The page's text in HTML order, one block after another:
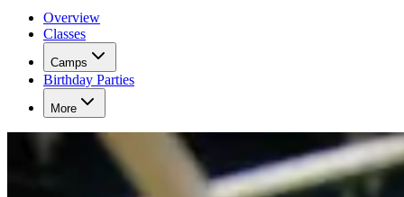
Overview​​​​‌ ‍ ​‍​‍‌‍ ‌ ​‍‌‍‍‌‌‍‌ ‌‍‍‌‌‍ ‍​‍​‍​ ‍‍​‍​‍‌ ​ ‌‍​‌‌‍ ‍‌‍‍‌‌ ‌​‌ ‍‌​‍ ‍‌‍‍‌‌‍ ​‍​‍​‍ ​​‍​‍‌‍‍​‌ ​‍‌‍‌‌‌‍‌‍​‍​‍​ ‍‍​‍​‍‌‍‍​‌ ‌​‌ ‌​‌ ​​‌ ​ ​ ‍‍​‍ ​‍ ‌‍​ ‌‍‍​‌‍‌‌‌‍ ​‌ ​ ‌‍‌‌‌‍​‌‌ ​​‌‍‍‌‌‍‌‌‌ ​‍‌ ​ ​‍ ‍‌ ​ ‌‍​‌‌‍ ‍‌‍‍‌‌ ‌​‌ ‍‌​‍ ‍‌ ​ ‌ ‌​‌ ‌‌‌‍‌​‌‍‍‌‌‍ ​‍ ‌‍‍‌‌‍ ‍‌ ‌​‌‍‌‌‌‍ ‍‌ ‌​​‍ ‌‍‌‌‌‍‌​‌‍‍‌‌ ‌​​‍ ‌‍ ‌‌‍ ‌‍‌​‌‍‌‌​ ‌‌ ​​‌ ​‍‌‍‌‌‌ ​ ‌‍‌‌‌‍ ‍‌ ‌​‌‍​‌‌ ‌​‌‍‍‌‌‍ ‌‍ ‍​ ‍ ‌‍‍‌‌‍‌​​ ‌​ ​​​ ‍​​ ​ ​ ‌ ​ ​​​ ​ ​ ​​‌‍​ ​‍ ‌​ ‌‍​ ‌ ​ ​‍‌‍​ ​‍ ‌​ ‌​‌‍‌‌‌‍​‍​ ‍​​‍ ‌‌‍​‍‌‍‌​​ ‌​‌‍​ ​‍ ‌​ ‍‌​ ​ ​ ‍​‌‍​‍​ ​ ‌‍​ ​ ‌‍​ ‌‍​ ‌‍​ ‍​​ ‍‌​ ​​​ ‍ ‌ ‌​‌ ‍‌‌ ​​‌‍‌‌​ ‌‌ ‌‍‌‍‌‌‌‍ ‍‌ ‌‌‌‍‌‌​ ‍ ‌ ​​‌‍​‌‌ ‌​‌‍‍​​ ‌‌ ​ ‌ ‌‌‌‍​‍‌​ ‍‌‍​‌‌ ‌‍‌‍‍‌‌‍‌ ‌‍​‌‌ ‌​‌‍‍‌‌‍ ‌‍ ‍​‍ ‍‌‍​ ‌‍ ‌‍ ​‌ ‌‌‌‍ ‌‌‍ ‍‌ ​ ​‍‌‌​ ‌‌‌​​‍‌‌ ‌‍‍ ‌‍‌‌‌ ‍‌​‍‌‌​ ​ ‌​‌​​‍‌‌​ ​ ‌​‌​​‍‌‌​ ​‍​ ​‍​ ‌‍‌‍‌‌​ ‍​​ ‌‍​ ​ ​ ​‍​ ‍‌‌‍‌‍​ ​​‌‍‌‍​ ​ ​ ​‌​ ​‍​ ​‌​ ‍​‌‍‌‍‌‍‌‍​ ‌​​ ‍‌​ ​​​ ​‌​ ​‍​ ‍‌​ ‌‍​ ‍​‌‍‌‍​ ‌​​ ‌‌​ ‍‌​ ‌ ​ ‌ ​ ‌‍​‍‌‌​ ​‍​ ​‍​‍‌‌​ ‌‌‌​‌​​‍ ‍‌‍ ​‌‍‍‌‌‍ ‍‌‍‍ ‌ ​ ​‍‌‌​ ‌‌‌​​‍‌‌ ‌‍‍ ‌‍‌‌‌ ‍‌​‍‌‌​ ​ ‌​‌​​‍‌‌​ ​ ‌​‌​​‍‌‌​ ​‍​ ​‍​ ‌‌​ ‍‌‌‍‌‍‌‍​‍​ ​ ​ ‌‌‌‍​ ‌‍‌‌​ ‍​‌‍​‌​ ‌ ‌‍​‍​‍‌‌​ ​‍​ ​‍​‍‌‌​ ‌‌‌​‌​​‍ ‍‌ ‌​‌‍‍‌‌ ‌​‌‍ ​‌‍‌‌​ ‌‍​‍‌‍​‌‌ ​ ‌‍‌‌‌‌‌‌‌ ​‍‌‍ ​​ ‌‌‍‍​‌ ‌​‌ ‌​‌ ​​‌ ​ ​‍‌‌​ ​ ‌​​‌​‍‌‌​ ​‍‌​‌‍​‍‌‌​ ​‍‌​‌‍‌‍​ ‌‍‍​‌‍‌‌‌‍ ​‌ ​ ‌‍‌‌‌‍​‌‌ ​​‌‍‍‌‌‍‌‌‌ ​‍‌ ​ ​‍ ‍‌ ​ ‌‍​‌‌‍ ‍‌‍‍‌‌ ‌​‌ ‍‌​‍ ‍‌ ​ ‌ ‌​‌ ‌‌‌‍‌​‌‍‍‌‌‍ ​‍‌‍‌‍‍‌‌‍‌​​ ‌​ ​​​ ‍​​ ​ ​ ‌ ​ ​​​ ​ ​ ​​‌‍​ ​‍ ‌​ ‌‍​ ‌ ​ ​‍‌‍​ ​‍ ‌​ ‌​‌‍‌‌‌‍​‍​ ‍​​‍ ‌‌‍​‍‌‍‌​​ ‌​‌‍​ ​‍ ‌​ ‍‌​ ​ ​ ‍​‌‍​‍​ ​ ‌‍​ ​ ‌‍​ ‌‍​ ‌‍​ ‍​​ ‍‌​ ​​​‍‌‍‌ ‌​‌ ‍‌‌ ​​‌‍‌‌​ ‌‌ ‌‍‌‍‌‌‌‍ ‍‌ ‌‌‌‍‌‌​‍‌‍‌ ​​‌‍​‌‌ ‌​‌‍‍​​ ‌‌ ​ ‌ ‌‌‌‍​‍‌​ ‍‌‍​‌‌ ‌‍‌‍‍‌‌‍‌ ‌‍​‌‌ ‌​‌‍‍‌‌‍ ‌‍ ‍​‍ ‍‌‍​ ‌‍ ‌‍ ​‌ ‌‌‌‍ ‌‌‍ ‍‌ ​ ​‍‌‌​ ‌‌‌​​‍‌‌ ‌‍‍ ‌‍‌‌‌ ‍‌​‍‌‌​ ​ ‌​‌​​‍‌‌​ ​ ‌​‌​​‍‌‌​ ​‍​ ​‍​ ‌‍‌‍‌‌​ ‍​​ ‌‍​ ​ ​ ​‍​ ‍‌‌‍‌‍​ ​​‌‍‌‍​ ​ ​ ​‌​ ​‍​ ​‌​ ‍​‌‍‌‍‌‍‌‍​ ‌​​ ‍‌​ ​​​ ​‌​ ​‍​ ‍‌​ ‌‍​ ‍​‌‍‌‍​ ‌​​ ‌‌​ ‍‌​ ‌ ​ ‌ ​ ‌‍​‍‌‌​ ​‍​ ​‍​‍‌‌​ ‌‌‌​‌​​‍ ‍‌‍ ​‌‍‍‌‌‍ ‍‌‍‍ ‌ ​ ​‍‌‌​ ‌‌‌​​‍‌‌ ‌‍‍ ‌‍‌‌‌ ‍‌​‍‌‌​ ​ ‌​‌​​‍‌‌​ ​ ‌​‌​​‍‌‌​ ​‍​ ​‍​ ‌‌​ ‍‌‌‍‌‍‌‍​‍​ ​ ​ ‌‌‌‍​ ‌‍‌‌​ ‍​‌‍​‌​ ‌ ‌‍​‍​‍‌‌​ ​‍​ ​‍​‍‌‌​ ‌‌‌​‌​​‍ ‍‌ ‌​‌‍‍‌‌ ‌​‌‍ ​‌‍‌‌​‍‌‍‌ ​​‌‍‌‌‌ ​‍‌ ​ ‌ ​​‌‍‌‌‌‍​ ‌ ‌​‌‍‍‌‌ ‌‍‌‍‌‌​ ‌‌ ​​‌ ‌‌‌‍​‍‌‍ ​‌‍‍‌‌ ​ ‌‍‍​‌‍‌‌‌‍‌​​‍​‍‌ ‌
Classes​​​​‌ ‍ ​‍​‍‌‍ ‌ ​‍‌‍‍‌‌‍‌ ‌‍‍‌‌‍ ‍​‍​‍​ ‍‍​‍​‍‌ ​ ‌‍​‌‌‍ ‍‌‍‍‌‌ ‌​‌ ‍‌​‍ ‍‌‍‍‌‌‍ ​‍​‍​‍ ​​‍​‍‌‍‍​‌ ​‍‌‍‌‌‌‍‌‍​‍​‍​ ‍‍​‍​‍‌‍‍​‌ ‌​‌ ‌​‌ ​​‌ ​ ​ ‍‍​‍ ​‍ ‌‍​ ‌‍‍​‌‍‌‌‌‍ ​‌ ​ ‌‍‌‌‌‍​‌‌ ​​‌‍‍‌‌‍‌‌‌ ​‍‌ ​ ​‍ ‍‌ ​ ‌‍​‌‌‍ ‍‌‍‍‌‌ ‌​‌ ‍‌​‍ ‍‌ ​ ‌ ‌​‌ ‌‌‌‍‌​‌‍‍‌‌‍ ​‍ ‌‍‍‌‌‍ ‍‌ ‌​‌‍‌‌‌‍ ‍‌ ‌​​‍ ‌‍‌‌‌‍‌​‌‍‍‌‌ ‌​​‍ ‌‍ ‌‌‍ ‌‍‌​‌‍‌‌​ ‌‌ ​​‌ ​‍‌‍‌‌‌ ​ ‌‍‌‌‌‍ ‍‌ ‌​‌‍​‌‌ ‌​‌‍‍‌‌‍ ‌‍ ‍​ ‍ ‌‍‍‌‌‍‌​​ ‌​ ​​​ ‍​​ ​ ​ ‌ ​ ​​​ ​ ​ ​​‌‍​ ​‍ ‌​ ‌‍​ ‌ ​ ​‍‌‍​ ​‍ ‌​ ‌​‌‍‌‌‌‍​‍​ ‍​​‍ ‌‌‍​‍‌‍‌​​ ‌​‌‍​ ​‍ ‌​ ‍‌​ ​ ​ ‍​‌‍​‍​ ​ ‌‍​ ​ ‌‍​ ‌‍​ ‌‍​ ‍​​ ‍‌​ ​​​ ‍ ‌ ‌​‌ ‍‌‌ ​​‌‍‌‌​ ‌‌ ‌‍‌‍‌‌‌‍ ‍‌ ‌‌‌‍‌‌​ ‍ ‌ ​​‌‍​‌‌ ‌​‌‍‍​​ ‌‌ ​ ‌ ‌‌‌‍​‍‌​ ‍‌‍​‌‌ ‌‍‌‍‍‌‌‍‌ ‌‍​‌‌ ‌​‌‍‍‌‌‍ ‌‍ ‍​‍ ‍‌‍​ ‌‍ ‌‍ ​‌ ‌‌‌‍ ‌‌‍ ‍‌ ​ ​‍‌‌​ ‌‌‌​​‍‌‌ ‌‍‍ ‌‍‌‌‌ ‍‌​‍‌‌​ ​ ‌​‌​​‍‌‌​ ​ ‌​‌​​‍‌‌​ ​‍​ ​‍​ ‍‌‌‍​‍​ ‌‌​ ‌‌​ ‌ ​ ‌‌​ ​ ​ ‍‌​ ​​​ ‌‌​ ​‍‌‍​‍​‍‌‌​ ​‍​ ​‍​‍‌‌​ ‌‌‌​‌​​‍ ‍‌‍ ​‌‍‍‌‌‍ ‍‌‍‍ ‌ ​ ​‍‌‌​ ‌‌‌​​‍‌‌ ‌‍‍ ‌‍‌‌‌ ‍‌​‍‌‌​ ​ ‌​‌​​‍‌‌​ ​ ‌​‌​​‍‌‌​ ​‍​ ​‍​ ‌‌​ ‍‌‌‍‌‍‌‍​‍​ ​ ​ ‌‌‌‍​ ‌‍‌‌​ ‍​‌‍​‌​ ‌ ‌‍​‍​‍‌‌​ ​‍​ ​‍​‍‌‌​ ‌‌‌​‌​​‍ ‍‌ ‌​‌‍‍‌‌ ‌​‌‍ ​‌‍‌‌​ ‌‍​‍‌‍​‌‌ ​ ‌‍‌‌‌‌‌‌‌ ​‍‌‍ ​​ ‌‌‍‍​‌ ‌​‌ ‌​‌ ​​‌ ​ ​‍‌‌​ ​ ‌​​‌​‍‌‌​ ​‍‌​‌‍​‍‌‌​ ​‍‌​‌‍‌‍​ ‌‍‍​‌‍‌‌‌‍ ​‌ ​ ‌‍‌‌‌‍​‌‌ ​​‌‍‍‌‌‍‌‌‌ ​‍‌ ​ ​‍ ‍‌ ​ ‌‍​‌‌‍ ‍‌‍‍‌‌ ‌​‌ ‍‌​‍ ‍‌ ​ ‌ ‌​‌ ‌‌‌‍‌​‌‍‍‌‌‍ ​‍‌‍‌‍‍‌‌‍‌​​ ‌​ ​​​ ‍​​ ​ ​ ‌ ​ ​​​ ​ ​ ​​‌‍​ ​‍ ‌​ ‌‍​ ‌ ​ ​‍‌‍​ ​‍ ‌​ ‌​‌‍‌‌‌‍​‍​ ‍​​‍ ‌‌‍​‍‌‍‌​​ ‌​‌‍​ ​‍ ‌​ ‍‌​ ​ ​ ‍​‌‍​‍​ ​ ‌‍​ ​ ‌‍​ ‌‍​ ‌‍​ ‍​​ ‍‌​ ​​​‍‌‍‌ ‌​‌ ‍‌‌ ​​‌‍‌‌​ ‌‌ ‌‍‌‍‌‌‌‍ ‍‌ ‌‌‌‍‌‌​‍‌‍‌ ​​‌‍​‌‌ ‌​‌‍‍​​ ‌‌ ​ ‌ ‌‌‌‍​‍‌​ ‍‌‍​‌‌ ‌‍‌‍‍‌‌‍‌ ‌‍​‌‌ ‌​‌‍‍‌‌‍ ‌‍ ‍​‍ ‍‌‍​ ‌‍ ‌‍ ​‌ ‌‌‌‍ ‌‌‍ ‍‌ ​ ​‍‌‌​ ‌‌‌​​‍‌‌ ‌‍‍ ‌‍‌‌‌ ‍‌​‍‌‌​ ​ ‌​‌​​‍‌‌​ ​ ‌​‌​​‍‌‌​ ​‍​ ​‍​ ‍‌‌‍​‍​ ‌‌​ ‌‌​ ‌ ​ ‌‌​ ​ ​ ‍‌​ ​​​ ‌‌​ ​‍‌‍​‍​‍‌‌​ ​‍​ ​‍​‍‌‌​ ‌‌‌​‌​​‍ ‍‌‍ ​‌‍‍‌‌‍ ‍‌‍‍ ‌ ​ ​‍‌‌​ ‌‌‌​​‍‌‌ ‌‍‍ ‌‍‌‌‌ ‍‌​‍‌‌​ ​ ‌​‌​​‍‌‌​ ​ ‌​‌​​‍‌‌​ ​‍​ ​‍​ ‌‌​ ‍‌‌‍‌‍‌‍​‍​ ​ ​ ‌‌‌‍​ ‌‍‌‌​ ‍​‌‍​‌​ ‌ ‌‍​‍​‍‌‌​ ​‍​ ​‍​‍‌‌​ ‌‌‌​‌​​‍ ‍‌ ‌​‌‍‍‌‌ ‌​‌‍ ​‌‍‌‌​‍‌‍‌ ​​‌‍‌‌‌ ​‍‌ ​ ‌ ​​‌‍‌‌‌‍​ ‌ ‌​‌‍‍‌‌ ‌‍‌‍‌‌​ ‌‌ ​​‌ ‌‌‌‍​‍‌‍ ​‌‍‍‌‌ ​ ‌‍‍​‌‍‌‌‌‍‌​​‍​‍‌ ‌
Camps​​​​‌ ‍ ​‍​‍‌‍ ‌ ​‍‌‍‍‌‌‍‌ ‌‍‍‌‌‍ ‍​‍​‍​ ‍‍​‍​‍‌ ​ ‌‍​‌‌‍ ‍‌‍‍‌‌ ‌​‌ ‍‌​‍ ‍‌‍‍‌‌‍ ​‍​‍​‍ ​​‍​‍‌‍‍​‌ ​‍‌‍‌‌‌‍‌‍​‍​‍​ ‍‍​‍​‍‌‍‍​‌ ‌​‌ ‌​‌ ​​‌ ​ ​ ‍‍​‍ ​‍ ‌‍​ ‌‍‍​‌‍‌‌‌‍ ​‌ ​ ‌‍‌‌‌‍​‌‌ ​​‌‍‍‌‌‍‌‌‌ ​‍‌ ​ ​‍ ‍‌ ​ ‌‍​‌‌‍ ‍‌‍‍‌‌ ‌​‌ ‍‌​‍ ‍‌ ​ ‌ ‌​‌ ‌‌‌‍‌​‌‍‍‌‌‍ ​‍ ‌‍‍‌‌‍ ‍‌ ‌​‌‍‌‌‌‍ ‍‌ ‌​​‍ ‌‍‌‌‌‍‌​‌‍‍‌‌ ‌​​‍ ‌‍ ‌‌‍ ‌‍‌​‌‍‌‌​ ‌‌ ​​‌ ​‍‌‍‌‌‌ ​ ‌‍‌‌‌‍ ‍‌ ‌​‌‍​‌‌ ‌​‌‍‍‌‌‍ ‌‍ ‍​ ‍ ‌‍‍‌‌‍‌​​ ‌​ ​​​ ‍​​ ​ ​ ‌ ​ ​​​ ​ ​ ​​‌‍​ ​‍ ‌​ ‌‍​ ‌ ​ ​‍‌‍​ ​‍ ‌​ ‌​‌‍‌‌‌‍​‍​ ‍​​‍ ‌‌‍​‍‌‍‌​​ ‌​‌‍​ ​‍ ‌​ ‍‌​ ​ ​ ‍​‌‍​‍​ ​ ‌‍​ ​ ‌‍​ ‌‍​ ‌‍​ ‍​​ ‍‌​ ​​​ ‍ ‌ ‌​‌ ‍‌‌ ​​‌‍‌‌​ ‌‌ ‌‍‌‍‌‌‌‍ ‍‌ ‌‌‌‍‌‌​ ‍ ‌ ​​‌‍​‌‌ ‌​‌‍‍​​ ‌‌ ​ ‌ ‌‌‌‍​‍‌​ ‍‌‍​‌‌ ‌‍‌‍‍‌‌‍‌ ‌‍​‌‌ ‌​‌‍‍‌‌‍ ‌‍ ‍​‍ ‍‌‍​ ‌‍ ‌‍ ​‌ ‌‌‌‍ ‌‌‍ ‍‌ ​ ​‍‌‌​ ‌‌‌​​‍‌‌ ‌‍‍ ‌‍‌‌‌ ‍‌​‍‌‌​ ​ ‌​‌​​‍‌‌​ ​ ‌​‌​​‍‌‌​ ​‍​ ​‍​ ‌ ‌‍​‍‌‍‌‌‌‍‌​​ ​​​ ‌ ‌‍​‍​ ‌‍‌‍‌​​ ‌‌​ ​ ‌‍​‌​‍‌‌​ ​‍​ ​‍​‍‌‌​ ‌‌‌​‌​​‍ ‍‌ ‌​‌‍‍‌‌ ‌​‌‍ ​‌‍‌‌​ ‌‍​‍‌‍​‌‌ ​ ‌‍‌‌‌‌‌‌‌ ​‍‌‍ ​​ ‌‌‍‍​‌ ‌​‌ ‌​‌ ​​‌ ​ ​‍‌‌​ ​ ‌​​‌​‍‌‌​ ​‍‌​‌‍​‍‌‌​ ​‍‌​‌‍‌‍​ ‌‍‍​‌‍‌‌‌‍ ​‌ ​ ‌‍‌‌‌‍​‌‌ ​​‌‍‍‌‌‍‌‌‌ ​‍‌ ​ ​‍ ‍‌ ​ ‌‍​‌‌‍ ‍‌‍‍‌‌ ‌​‌ ‍‌​‍ ‍‌ ​ ‌ ‌​‌ ‌‌‌‍‌​‌‍‍‌‌‍ ​‍‌‍‌‍‍‌‌‍‌​​ ‌​ ​​​ ‍​​ ​ ​ ‌ ​ ​​​ ​ ​ ​​‌‍​ ​‍ ‌​ ‌‍​ ‌ ​ ​‍‌‍​ ​‍ ‌​ ‌​‌‍‌‌‌‍​‍​ ‍​​‍ ‌‌‍​‍‌‍‌​​ ‌​‌‍​ ​‍ ‌​ ‍‌​ ​ ​ ‍​‌‍​‍​ ​ ‌‍​ ​ ‌‍​ ‌‍​ ‌‍​ ‍​​ ‍‌​ ​​​‍‌‍‌ ‌​‌ ‍‌‌ ​​‌‍‌‌​ ‌‌ ‌‍‌‍‌‌‌‍ ‍‌ ‌‌‌‍‌‌​‍‌‍‌ ​​‌‍​‌‌ ‌​‌‍‍​​ ‌‌ ​ ‌ ‌‌‌‍​‍‌​ ‍‌‍​‌‌ ‌‍‌‍‍‌‌‍‌ ‌‍​‌‌ ‌​‌‍‍‌‌‍ ‌‍ ‍​‍ ‍‌‍​ ‌‍ ‌‍ ​‌ ‌‌‌‍ ‌‌‍ ‍‌ ​ ​‍‌‌​ ‌‌‌​​‍‌‌ ‌‍‍ ‌‍‌‌‌ ‍‌​‍‌‌​ ​ ‌​‌​​‍‌‌​ ​ ‌​‌​​‍‌‌​ ​‍​ ​‍​ ‌ ‌‍​‍‌‍‌‌‌‍‌​​ ​​​ ‌ ‌‍​‍​ ‌‍‌‍‌​​ ‌‌​ ​ ‌‍​‌​‍‌‌​ ​‍​ ​‍​‍‌‌​ ‌‌‌​‌​​‍ ‍‌ ‌​‌‍‍‌‌ ‌​‌‍ ​‌‍‌‌​‍‌‍‌ ​​‌‍‌‌‌ ​‍‌ ​ ‌ ​​‌‍‌‌‌‍​ ‌ ‌​‌‍‍‌‌ ‌‍‌‍‌‌​ ‌‌ ​​‌ ‌‌‌‍​‍‌‍ ​‌‍‍‌‌ ​ ‌‍‍​‌‍‌‌‌‍‌​​‍​‍‌ ‌
Birthday Parties​​​​‌ ‍ ​‍​‍‌‍ ‌ ​‍‌‍‍‌‌‍‌ ‌‍‍‌‌‍ ‍​‍​‍​ ‍‍​‍​‍‌ ​ ‌‍​‌‌‍ ‍‌‍‍‌‌ ‌​‌ ‍‌​‍ ‍‌‍‍‌‌‍ ​‍​‍​‍ ​​‍​‍‌‍‍​‌ ​‍‌‍‌‌‌‍‌‍​‍​‍​ ‍‍​‍​‍‌‍‍​‌ ‌​‌ ‌​‌ ​​‌ ​ ​ ‍‍​‍ ​‍ ‌‍​ ‌‍‍​‌‍‌‌‌‍ ​‌ ​ ‌‍‌‌‌‍​‌‌ ​​‌‍‍‌‌‍‌‌‌ ​‍‌ ​ ​‍ ‍‌ ​ ‌‍​‌‌‍ ‍‌‍‍‌‌ ‌​‌ ‍‌​‍ ‍‌ ​ ‌ ‌​‌ ‌‌‌‍‌​‌‍‍‌‌‍ ​‍ ‌‍‍‌‌‍ ‍‌ ‌​‌‍‌‌‌‍ ‍‌ ‌​​‍ ‌‍‌‌‌‍‌​‌‍‍‌‌ ‌​​‍ ‌‍ ‌‌‍ ‌‍‌​‌‍‌‌​ ‌‌ ​​‌ ​‍‌‍‌‌‌ ​ ‌‍‌‌‌‍ ‍‌ ‌​‌‍​‌‌ ‌​‌‍‍‌‌‍ ‌‍ ‍​ ‍ ‌‍‍‌‌‍‌​​ ‌​ ​​​ ‍​​ ​ ​ ‌ ​ ​​​ ​ ​ ​​‌‍​ ​‍ ‌​ ‌‍​ ‌ ​ ​‍‌‍​ ​‍ ‌​ ‌​‌‍‌‌‌‍​‍​ ‍​​‍ ‌‌‍​‍‌‍‌​​ ‌​‌‍​ ​‍ ‌​ ‍‌​ ​ ​ ‍​‌‍​‍​ ​ ‌‍​ ​ ‌‍​ ‌‍​ ‌‍​ ‍​​ ‍‌​ ​​​ ‍ ‌ ‌​‌ ‍‌‌ ​​‌‍‌‌​ ‌‌ ‌‍‌‍‌‌‌‍ ‍‌ ‌‌‌‍‌‌​ ‍ ‌ ​​‌‍​‌‌ ‌​‌‍‍​​ ‌‌ ​ ‌ ‌‌‌‍​‍‌​ ‍‌‍​‌‌ ‌‍‌‍‍‌‌‍‌ ‌‍​‌‌ ‌​‌‍‍‌‌‍ ‌‍ ‍​‍ ‍‌‍​ ‌‍ ‌‍ ​‌ ‌‌‌‍ ‌‌‍ ‍‌ ​ ​‍‌‌​ ‌‌‌​​‍‌‌ ‌‍‍ ‌‍‌‌‌ ‍‌​‍‌‌​ ​ ‌​‌​​‍‌‌​ ​ ‌​‌​​‍‌‌​ ​‍​ ​‍‌‍‌‌‌‍‌‍​ ‌‌​ ‌​​ ‌‌​ ‌‍​ ‌‌​ ‌​‌‍‌​​ ‌‍​ ​ ‌‍​‌​‍‌‌​ ​‍​ ​‍​‍‌‌​ ‌‌‌​‌​​‍ ‍‌‍ ​‌‍‍‌‌‍ ‍‌‍‍ ‌ ​ ​‍‌‌​ ‌‌‌​​‍‌‌ ‌‍‍ ‌‍‌‌‌ ‍‌​‍‌‌​ ​ ‌​‌​​‍‌‌​ ​ ‌​‌​​‍‌‌​ ​‍​ ​‍‌‍​‌​ ​ ​ ‌ ​ ‍‌​ ​ ​ ‍‌​ ​​‌‍‌‍​ ‍‌​ ​​‌‍​‌‌‍‌‌​‍‌‌​ ​‍​ ​‍​‍‌‌​ ‌‌‌​‌​​‍ ‍‌ ‌​‌‍‍‌‌ ‌​‌‍ ​‌‍‌‌​ ‌‍​‍‌‍​‌‌ ​ ‌‍‌‌‌‌‌‌‌ ​‍‌‍ ​​ ‌‌‍‍​‌ ‌​‌ ‌​‌ ​​‌ ​ ​‍‌‌​ ​ ‌​​‌​‍‌‌​ ​‍‌​‌‍​‍‌‌​ ​‍‌​‌‍‌‍​ ‌‍‍​‌‍‌‌‌‍ ​‌ ​ ‌‍‌‌‌‍​‌‌ ​​‌‍‍‌‌‍‌‌‌ ​‍‌ ​ ​‍ ‍‌ ​ ‌‍​‌‌‍ ‍‌‍‍‌‌ ‌​‌ ‍‌​‍ ‍‌ ​ ‌ ‌​‌ ‌‌‌‍‌​‌‍‍‌‌‍ ​‍‌‍‌‍‍‌‌‍‌​​ ‌​ ​​​ ‍​​ ​ ​ ‌ ​ ​​​ ​ ​ ​​‌‍​ ​‍ ‌​ ‌‍​ ‌ ​ ​‍‌‍​ ​‍ ‌​ ‌​‌‍‌‌‌‍​‍​ ‍​​‍ ‌‌‍​‍‌‍‌​​ ‌​‌‍​ ​‍ ‌​ ‍‌​ ​ ​ ‍​‌‍​‍​ ​ ‌‍​ ​ ‌‍​ ‌‍​ ‌‍​ ‍​​ ‍‌​ ​​​‍‌‍‌ ‌​‌ ‍‌‌ ​​‌‍‌‌​ ‌‌ ‌‍‌‍‌‌‌‍ ‍‌ ‌‌‌‍‌‌​‍‌‍‌ ​​‌‍​‌‌ ‌​‌‍‍​​ ‌‌ ​ ‌ ‌‌‌‍​‍‌​ ‍‌‍​‌‌ ‌‍‌‍‍‌‌‍‌ ‌‍​‌‌ ‌​‌‍‍‌‌‍ ‌‍ ‍​‍ ‍‌‍​ ‌‍ ‌‍ ​‌ ‌‌‌‍ ‌‌‍ ‍‌ ​ ​‍‌‌​ ‌‌‌​​‍‌‌ ‌‍‍ ‌‍‌‌‌ ‍‌​‍‌‌​ ​ ‌​‌​​‍‌‌​ ​ ‌​‌​​‍‌‌​ ​‍​ ​‍‌‍‌‌‌‍‌‍​ ‌‌​ ‌​​ ‌‌​ ‌‍​ ‌‌​ ‌​‌‍‌​​ ‌‍​ ​ ‌‍​‌​‍‌‌​ ​‍​ ​‍​‍‌‌​ ‌‌‌​‌​​‍ ‍‌‍ ​‌‍‍‌‌‍ ‍‌‍‍ ‌ ​ ​‍‌‌​ ‌‌‌​​‍‌‌ ‌‍‍ ‌‍‌‌‌ ‍‌​‍‌‌​ ​ ‌​‌​​‍‌‌​ ​ ‌​‌​​‍‌‌​ ​‍​ ​‍‌‍​‌​ ​ ​ ‌ ​ ‍‌​ ​ ​ ‍‌​ ​​‌‍‌‍​ ‍‌​ ​​‌‍​‌‌‍‌‌​‍‌‌​ ​‍​ ​‍​‍‌‌​ ‌‌‌​‌​​‍ ‍‌ ‌​‌‍‍‌‌ ‌​‌‍ ​‌‍‌‌​‍‌‍‌ ​​‌‍‌‌‌ ​‍‌ ​ ‌ ​​‌‍‌‌‌‍​ ‌ ‌​‌‍‍‌‌ ‌‍‌‍‌‌​ ‌‌ ​​‌ ‌‌‌‍​‍‌‍ ​‌‍‍‌‌ ​ ‌‍‍​‌‍‌‌‌‍‌​​‍​‍‌ ‌
More